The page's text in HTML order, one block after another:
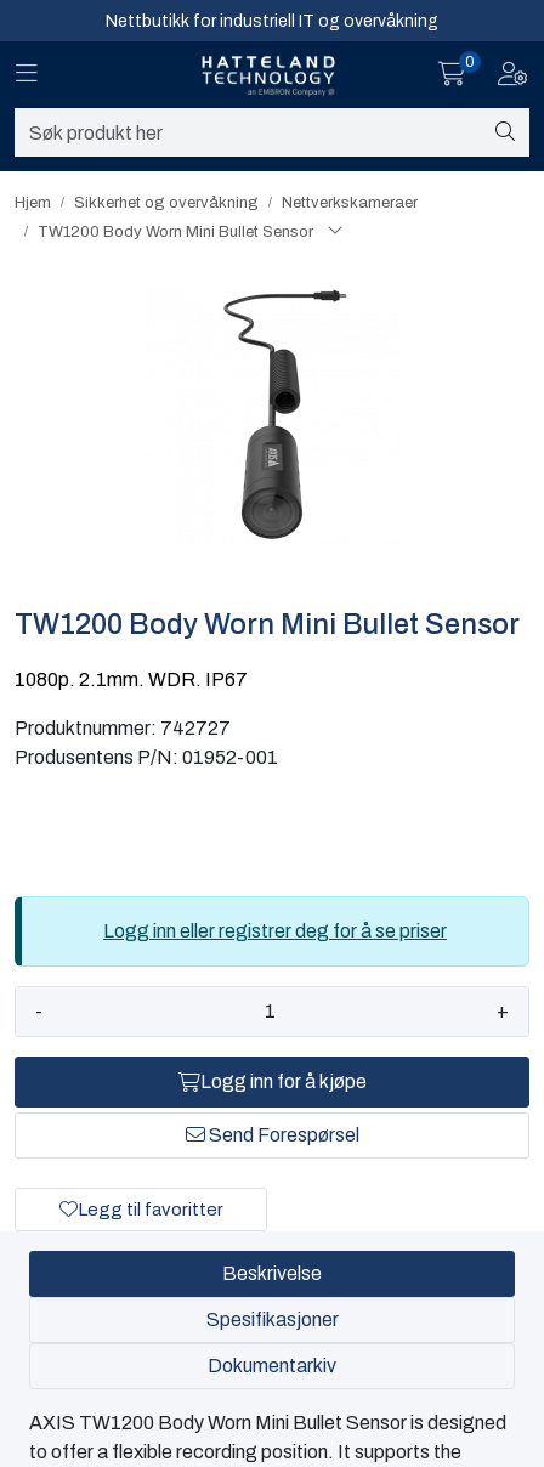
Skip to main contentNettbutikk for industriell IT og overvåkning
Toggle navigation
0
Hjem Sikkerhet og overvåkning
Nettverkskameraer
TW1200 Body Worn Mini Bullet Sensor
TW1200 Body Worn Mini Bullet Sensor
1080p. 2.1mm. WDR. IP67
Produktnummer: 742727
Produsentens P/N: 01952-001
Logg inn eller registrer deg for å se priser
- +
Logg inn for å kjøpe
Send Forespørsel
Legg til favoritter
Beskrivelse
Spesifikasjoner
Dokumentarkiv
AXIS TW1200 Body Worn Mini Bullet Sensor is designed
to offer a flexible recording position. It supports the
Nettverk
Computing
Software og analyse
Infosenter